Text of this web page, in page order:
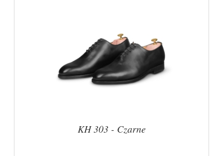
KH 303 - Czarne